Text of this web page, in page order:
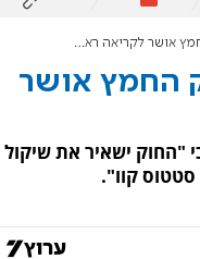
אושר לקריאה ראשונה
החמץ אושר
"החוק ישאיר את שיקול
קוו".